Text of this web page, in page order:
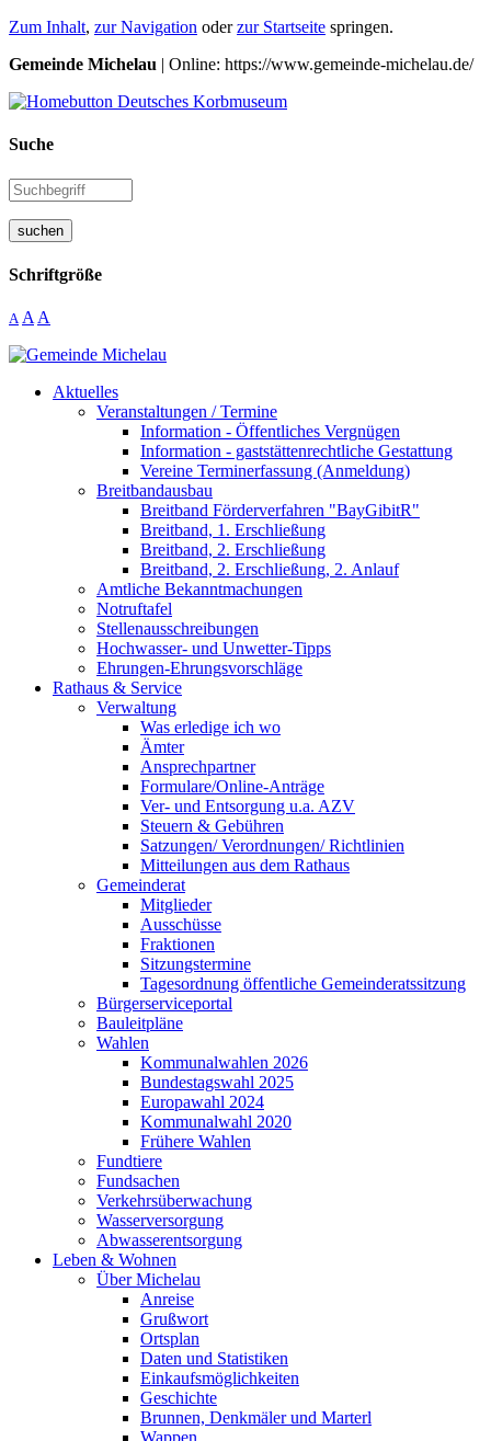
Zum Inhalt, zur Navigation oderzur Startseite springen.
Gemeinde Michelau | Online: https://www.gemeinde-michelau.de/
Suche
suchen
Schriftgröße
A A A
Aktuelles
Veranstaltungen / Termine
Information - Öffentliches Vergnügen
Information - gaststättenrechtliche Gestattung
Vereine Terminerfassung (Anmeldung)
Breitbandausbau
Breitband Förderverfahren "BayGibitR"
Breitband, 1. Erschließung
Breitband, 2. Erschließung
Breitband, 2. Erschließung, 2. Anlauf
Amtliche Bekanntmachungen
Notruftafel
Stellenausschreibungen
Hochwasser- und Unwetter-Tipps
Ehrungen-Ehrungsvorschläge
Rathaus & Service
Verwaltung
Was erledige ich wo
Ämter
Ansprechpartner
Formulare/Online-Anträge
Ver- und Entsorgung u.a. AZV
Steuern & Gebühren
Satzungen/ Verordnungen/ Richtlinien
Mitteilungen aus dem Rathaus
Gemeinderat
Mitglieder
Ausschüsse
Fraktionen
Sitzungstermine
Tagesordnung öffentliche Gemeinderatssitzung
Bürgerserviceportal
Bauleitpläne
Wahlen
Kommunalwahlen 2026
Bundestagswahl 2025
Europawahl 2024
Kommunalwahl 2020
Frühere Wahlen
Fundtiere
Fundsachen
Verkehrsüberwachung
Wasserversorgung
Abwasserentsorgung
Leben & Wohnen
Über Michelau
Anreise
Grußwort
Ortsplan
Daten und Statistiken
Einkaufsmöglichkeiten
Geschichte
Brunnen, Denkmäler und Marterl
Wappen